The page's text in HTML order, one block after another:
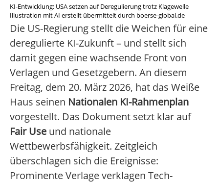
KI-Entwicklung: USA setzen auf Deregulierung trotz Klagewelle
Illustration mit AI erstellt übermittelt durch boerse-global.de
Die US-Regierung stellt die Weichen für eine
deregulierte KI-Zukunft – und stellt sich
damit gegen eine wachsende Front von
Verlagen und Gesetzgebern. An diesem
Freitag, dem 20. März 2026, hat das Weiße
Haus seinen Nationalen KI-Rahmenplan
vorgestellt. Das Dokument setzt klar auf
Fair Use und nationale
Wettbewerbsfähigkeit. Zeitgleich
überschlagen sich die Ereignisse:
Prominente Verlage verklagen Tech-